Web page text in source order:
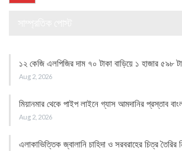
১২ কেজি এলপিজির দাম ৭০ টাকা বাড়িয়ে ১ হাজার ৫৯৮
Aug 2, 2026
মিয়ানমার থেকে পাইপ লাইনে গ্যাস আমদানির প্রস্তাব
Aug 2, 2026
এলাকাভিত্তিক জ্বালানি চাহিদা ও সরবরাহের চিত্র তৈরির